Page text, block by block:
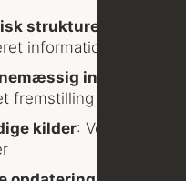
struktureret indhold
information
indsigt
fremstilling af emner
kilder: Verificerbare